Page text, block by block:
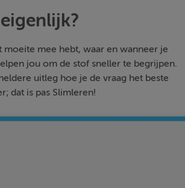
mee hebt, waar en wanneer je
jou om de stof sneller te begrijpen.
uitleg hoe je de vraag het beste
dat is pas Slimleren!